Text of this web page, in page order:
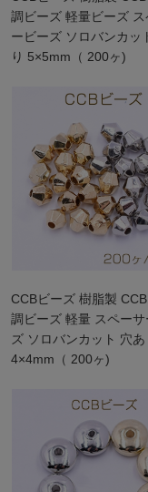
調ビーズ 軽量ビーズ スペーサ
ービーズ ソロバンカッ
り 5×5mm（ 200ヶ)
CCBビーズ 樹脂製
調ビーズ 軽量 スペーサービー
ズ ソロバンカット 穴あ
4×4mm（ 200ヶ)